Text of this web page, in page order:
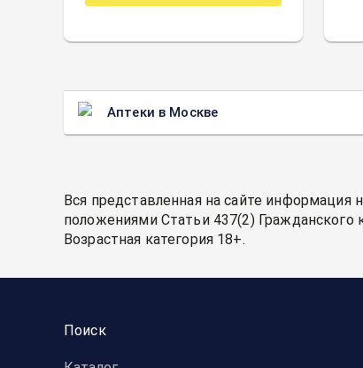
Аптеки в Москве
Вся представленная на сайте информация
положениями Статьи 437(2) Гражданского
Возрастная категория 18+.
Поиск